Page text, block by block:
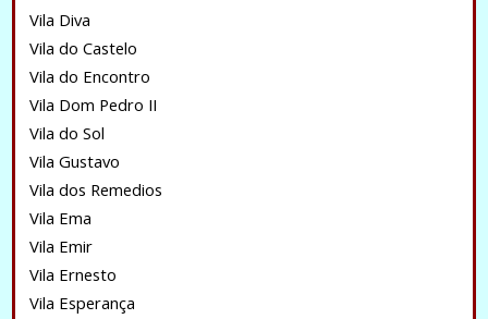
Vila Diva
Vila do Castelo
Vila do Encontro
Vila Dom Pedro II
Vila do Sol
Vila Gustavo
Vila dos Remedios
Vila Ema
Vila Emir
Vila Ernesto
Vila Esperança